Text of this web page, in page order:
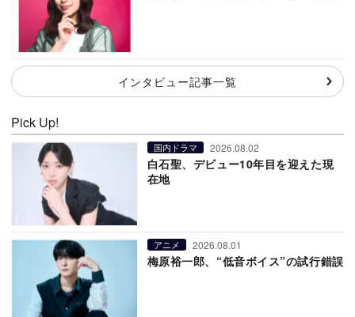
インタビュー記事一覧
Pick Up!
国内ドラマ 2026.08.02
白石聖、デビュー10年目を迎えた現
在地
アニメ 2026.08.01
梅原裕一郎、“低音ボイス”の試行錯誤